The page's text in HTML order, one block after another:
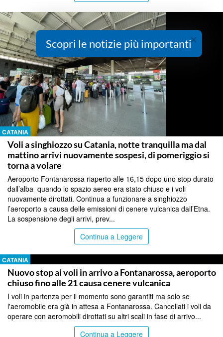
CATANIA
Voli a singhiozzo su Catania, notte tranquilla ma dal
mattino arrivi nuovamente sospesi, di pomeriggio si
torna a volare
Aeroporto Fontanarossa riaperto alle 16,15 dopo uno stop durato
dall’alba quando lo spazio aereo era stato chiuso e i voli
nuovamente dirottati. Continua a funzionare a singhiozzo
l’aeroporto a causa delle emissioni di cenere vulcanica dall’Etna.
La sospensione degli arrivi, prev...
Continua a Leggere
CATANIA
Nuovo stop ai voli in arrivo a Fontanarossa, aeroporto
chiuso fino alle 21 causa cenere vulcanica
I voli in partenza per il momento sono garantiti ma solo se
l'aeromobile era già in attesa a Fontanarossa. Cancellati i voli da
operare con aeromobili dirottati su altri scali in fase di arrivo...
Continua a Leggere
×
Scopri le notizie più importanti